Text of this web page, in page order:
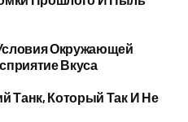
Окружающей
Вкуса
Танк, Который Так И Не